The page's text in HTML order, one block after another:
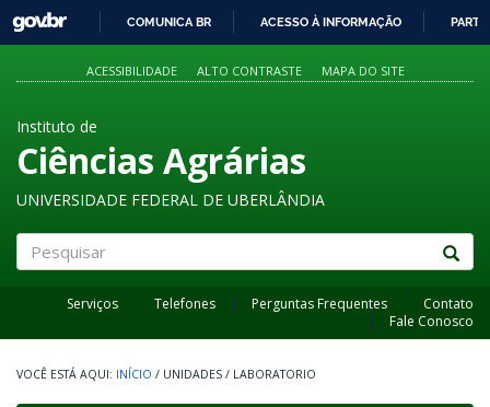
PARA
O
GOVBR
COMUNICA BR ACESSO À INFORMAÇÃO
ACESSIBILIDADE ALTO CONTRASTE MAPA DO SITE
Instituto de
Ciências Agrárias
UNIVERSIDADE FEDERAL DE UBERLÂNDIA
Serviços Telefones Perguntas Frequentes
Contato
Fale Conosco
INÍCIO / UNIDADES / LABORATORIO